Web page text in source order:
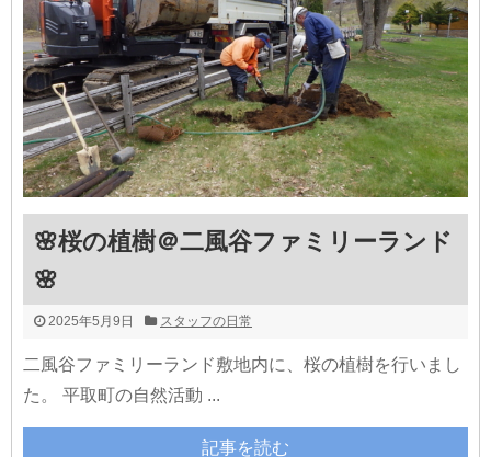
🌸桜の植樹＠二風谷ファミリーランド
🌸
2025年5月9日 スタッフの日常
二風谷ファミリーランド敷地内に、桜の植樹を行いまし
た。 平取町の自然活動 ...
記事を読む